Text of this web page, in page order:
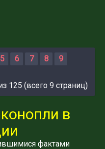
5 6 7 8
9
125 (всего 9 страниц)
в
фактами